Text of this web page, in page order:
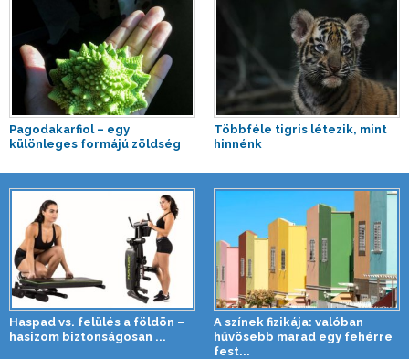
Pagodakarfiol – egy
különleges formájú zöldség
Többféle tigris létezik, mint
hinnénk
Haspad vs. felülés a földön –
hasizom biztonságosan ...
A színek fizikája: valóban
hűvösebb marad egy fehérre
fest...